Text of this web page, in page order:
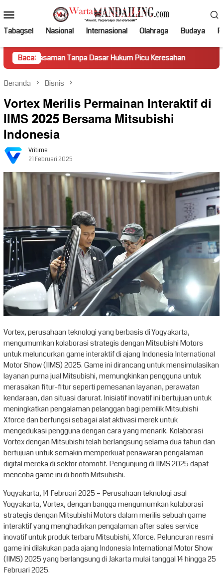
ke
kontenMobile
Tabagsel Nasional Internasional Olahraga Budaya
Baca:
Tanpa Dasar Hukum Picu Keresahan Truk Miring
Beranda Bisnis
Vortex Merilis Permainan Interaktif di
IIMS 2025 Bersama Mitsubishi
Indonesia
Vritime
21 Februari 2025
Vortex, perusahaan teknologi yang berbasis di Yogyakarta,
mengumumkan kolaborasi strategis dengan Mitsubishi Motors
untuk meluncurkan game interaktif di ajang Indonesia International
Motor Show (IIMS) 2025. Game ini dirancang untuk mensimulasikan
layanan purna jual Mitsubishi, memungkinkan pengguna untuk
merasakan fitur-fitur seperti pemesanan layanan, perawatan
kendaraan, dan situasi darurat. Inisiatif inovatif ini bertujuan untuk
meningkatkan pengalaman pelanggan bagi pemilik Mitsubishi
Xforce dan berfungsi sebagai alat aktivasi merek untuk
mengedukasi pengguna dengan cara yang menarik. Kolaborasi
Vortex dengan Mitsubishi telah berlangsung selama dua tahun dan
bertujuan untuk semakin memperkuat penawaran pengalaman
digital mereka di sektor otomotif. Pengunjung di IIMS 2025 dapat
mencoba game ini di booth Mitsubishi.
Yogyakarta, 14 Februari 2025 – Perusahaan teknologi asal
Yogyakarta, Vortex, dengan bangga mengumumkan kolaborasi
strategis dengan Mitsubishi Motors dalam merilis sebuah game
interaktif yang menghadirkan pengalaman after sales service
inovatif untuk produk terbaru Mitsubishi, Xforce. Peluncuran resmi
game ini dilakukan pada ajang Indonesia International Motor Show
(IIMS) 2025 yang berlangsung di Jakarta mulai tanggal 14 hingga 25
Februari 2025.